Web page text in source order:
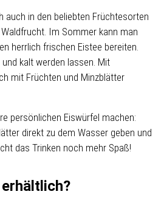
auch in den beliebten Früchtesorten
Im Sommer kann man
herrlich frischen Eistee bereiten.
kalt werden lassen. Mit
mit Früchten und Minzblätter
persönlichen Eiswürfel machen:
direkt zu dem Wasser geben und
das Trinken noch mehr Spaß!